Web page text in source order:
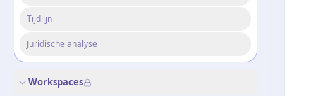
Tijdlijn
Juridische analyse
Workspaces